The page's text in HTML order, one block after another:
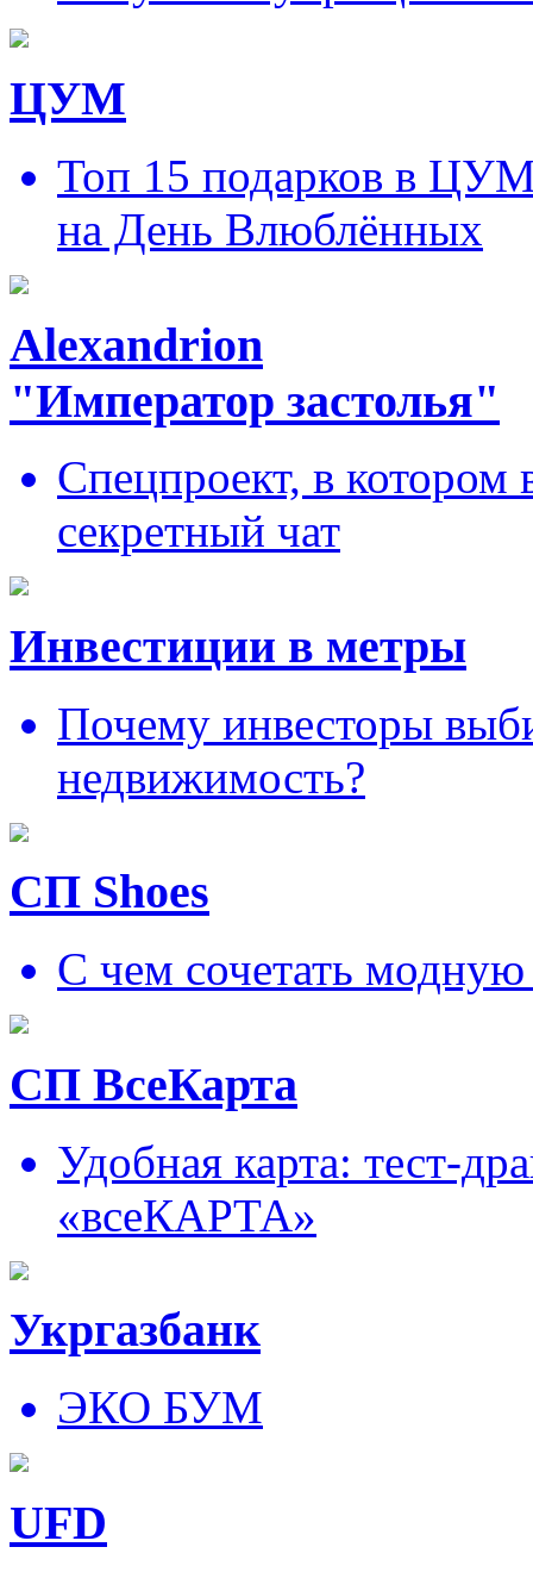
ЦУМ
Топ 15 подарков в
на День Влюблённых
Alexandrion
"Император застолья"
Спецпроект, в котором
секретный чат
Инвестиции в метры
Почему инвесторы
недвижимость?
СП Shoes
С чем сочетать модную
СП ВсеКарта
Удобная карта: тест-
«всеКАРТА»
Укргазбанк
ЭКО БУМ
UFD